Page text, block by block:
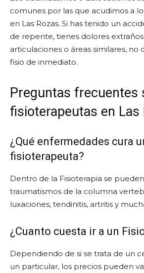
comunes por las que acudimos a
en Las Rozas. Si has tenido un
de repente, tienes dolores
articulaciones o áreas similares, no
fisio de inmediato.
Preguntas frecuentes
fisioterapeutas en Las
¿Qué enfermedades cura
fisioterapeuta?
Dentro de la Fisioterapia se
traumatismos de la columna
luxaciones, tendinitis, artritis y
¿Cuanto cuesta ir a un
Dependiendo de si se trata de un
un particular, los precios pueden